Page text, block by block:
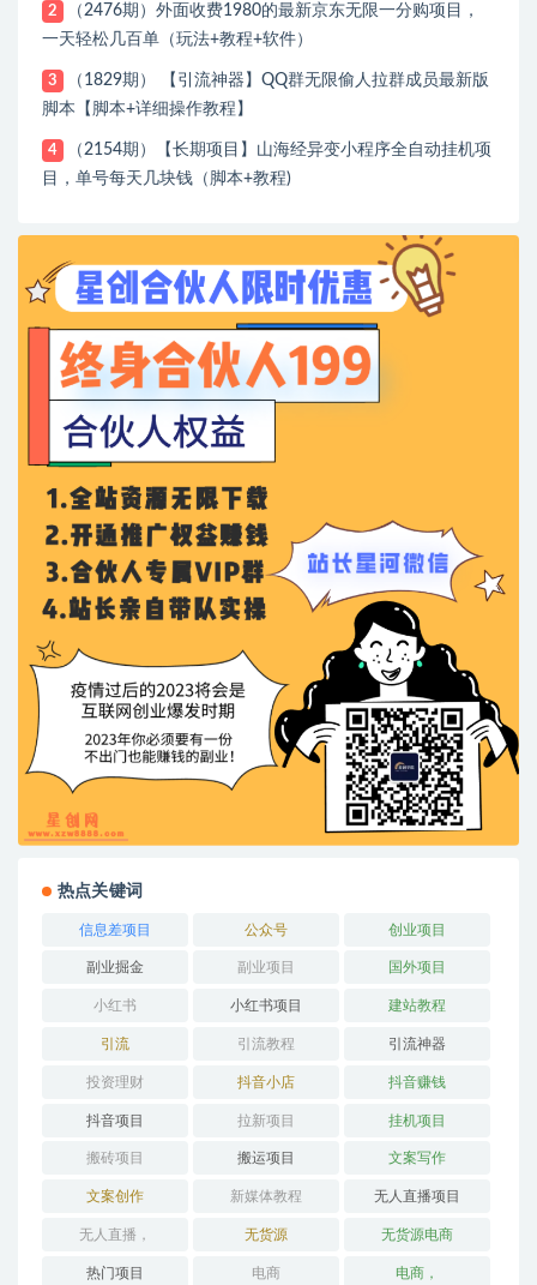
2
（2476期）外面收费1980的最新京东无限一分购项目，
一天轻松几百单（玩法+教程+软件）
3
（1829期） 【引流神器】QQ群无限偷人拉群成员最新版
脚本【脚本+详细操作教程】
4
（2154期）【长期项目】山海经异变小程序全自动挂机项
目，单号每天几块钱（脚本+教程)
热点关键词
信息差项目 公众号 创业项目
副业掘金 副业项目 国外项目
小红书 小红书项目 建站教程
引流 引流教程 引流神器
投资理财 抖音小店 抖音赚钱
抖音项目 拉新项目 挂机项目
搬砖项目 搬运项目 文案写作
文案创作 新媒体教程 无人直播项目
无人直播， 无货源 无货源电商
热门项目 电商 电商，